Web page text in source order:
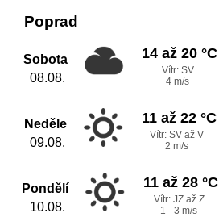
Poprad
Sobota
08.08.
14 až 20 °C
Vítr: SV
4 m/s
Neděle
09.08.
11 až 22 °C
Vítr: SV až V
2 m/s
Pondělí
10.08.
11 až 28 °C
Vítr: JZ až Z
1 - 3 m/s